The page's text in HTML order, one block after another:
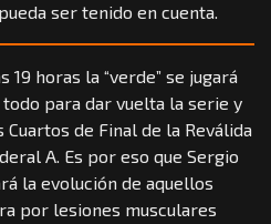
ser tenido en cuenta.
19 horas la “verde” se jugará
para dar vuelta la serie y
de Final de la Reválida
A. Es por eso que Sergio
la evolución de aquellos
por lesiones musculares